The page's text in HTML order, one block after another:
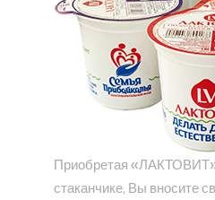
Приобретая
стаканчике, Вы вносите